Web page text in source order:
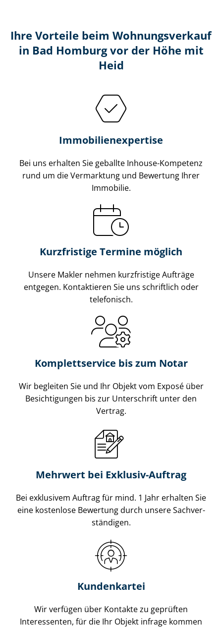
Ihre Vorteile beim Wohnungsverkauf
in Bad Homburg vor der Höhe mit
Heid
Im­mo­bi­li­en­ex­per­ti­se
Bei uns erhalten Sie geballte Inhouse-Kompetenz
rund um die Vermarktung und Bewertung Ihrer
Immobilie.
Kurzfristige Termine möglich
Unsere Makler nehmen kurzfristige Aufträge
entgegen. Kontaktieren Sie uns schriftlich oder
telefonisch.
Komplettservice bis zum Notar
Wir begleiten Sie und Ihr Objekt vom Exposé über
Besichtigungen bis zur Unterschrift unter den
Vertrag.
Mehrwert bei Exklusiv-Auftrag
Bei exklusivem Auftrag für mind. 1 Jahr erhalten Sie
eine kostenlose Bewertung durch unsere Sach­ver­
stän­di­gen.
Kundenkartei
Wir verfügen über Kontakte zu geprüften
Interessenten, für die Ihr Objekt infrage kommen